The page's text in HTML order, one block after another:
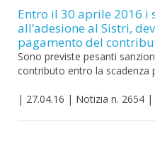
Entro il 30 aprile 2016
all’adesione al Sistri,
pagamento del
Sono previste pesanti
contributo entro la scadenza
| 27.04.16 | Notizia n. 2654 |